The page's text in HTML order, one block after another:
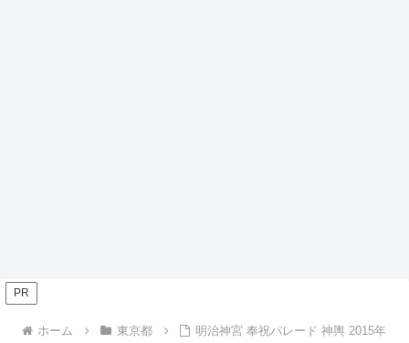
PR
ホーム 東京都
明治神宮 奉祝パレード 神輿 2015年